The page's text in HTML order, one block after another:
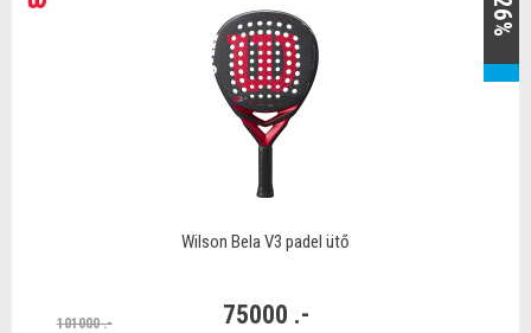
-26%
Wilson Bela V3 padel ütő
101000 .- 75000 .-